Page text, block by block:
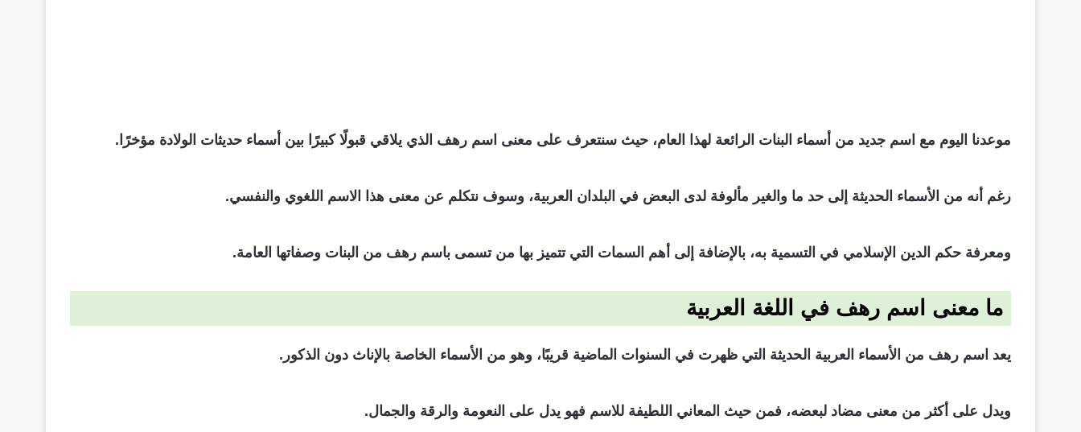
موعدنا اليوم مع اسم جديد من أسماء البنات الرائعة لهذا العام، حيث سنتعرف على معنى اسم رهف الذي يلاقي قبولًا كبيرًا بين أسماء حديثات الولادة مؤخرًا.
رغم أنه من الأسماء الحديثة إلى حد ما والغير مألوفة لدى البعض في البلدان العربية، وسوف نتكلم عن معنى هذا الاسم اللغوي والنفسي.
ومعرفة حكم الدين الإسلامي في التسمية به، بالإضافة إلى أهم السمات التي تتميز بها من تسمى باسم رهف من البنات وصفاتها العامة.
ما معنى اسم رهف في اللغة العربية
يعد اسم رهف من الأسماء العربية الحديثة التي ظهرت في السنوات الماضية قريبًا، وهو من الأسماء الخاصة بالإناث دون الذكور.
ويدل على أكثر من معنى مضاد لبعضه، فمن حيث المعاني اللطيفة للاسم فهو يدل على النعومة والرقة والجمال.